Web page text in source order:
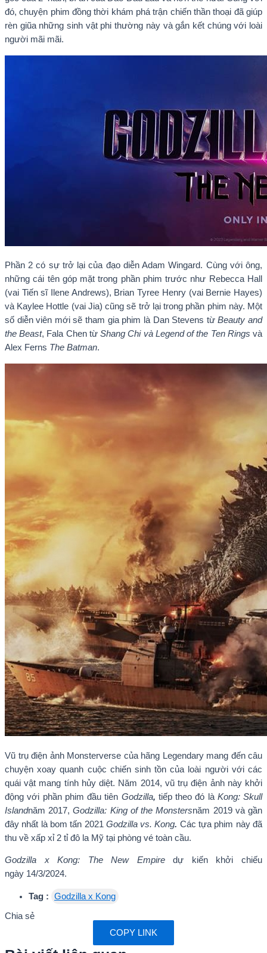
đó, chuyện phim đồng thời khám phá trận chiến thần thoại đã giúp
rèn giũa những sinh vật phi thường này và gắn kết chúng với loài
người mãi mãi.
Phần 2 có sự trở lại của đạo diễn Adam Wingard. Cùng với ông,
những cái tên góp mặt trong phần phim trước như Rebecca Hall
(vai Tiến sĩ Ilene Andrews), Brian Tyree Henry (vai Bernie Hayes)
và Kaylee Hottle (vai Jia) cũng sẽ trở lại trong phần phim này. Một
số diễn viên mới sẽ tham gia phim là Dan Stevens từBeauty and
the Beast, Fala Chen từShang Chi và Legend of the Ten Rings và
Alex Ferns The Batman.
Vũ trụ điện ảnh Monsterverse của hãng Legendary mang đến câu
chuyện xoay quanh cuộc chiến sinh tồn của loài người với các
quái vật mang tính hủy diệt. Năm 2014, vũ trụ điện ảnh này khởi
động với phần phim đầu tiên Godzilla, tiếp theo đó là Kong: Skull
Islandnăm 2017,Godzilla: King of the Monstersnăm 2019 và gần
đây nhất là bom tấn 2021 Godzilla vs. Kong. Các tựa phim này đã
thu về xấp xỉ 2 tỉ đô la Mỹ tại phòng vé toàn cầu.
Godzilla x Kong: The New Empiredự kiến khởi chiếu
ngày 14/3/2024.
Tag : Godzilla x Kong
Chia sẻ
COPY LINK